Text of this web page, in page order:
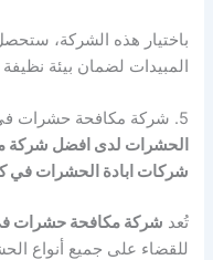
باختيار هذه الشركة،
المبيدات لضمان بيئة نظيفة
5. شركة مكافحة حشرات في كمبوند البوسكو |
الحشرات لدى افضل شركة
شركات ابادة الحشرات في
تُعد شركة مكافحة حشرات
للقضاء على جميع أنواع